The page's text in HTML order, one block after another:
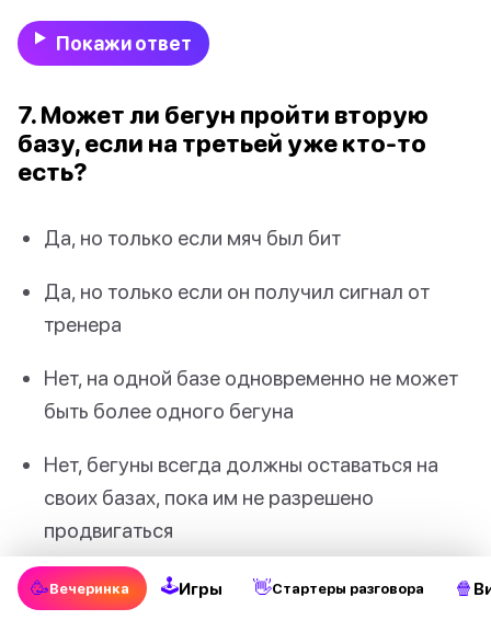
Покажи ответ
7. Может ли бегун пройти вторую
базу, если на третьей уже кто-то
есть?
Да, но только если мяч был бит
Да, но только если он получил сигнал от
тренера
Нет, на одной базе одновременно не может
быть более одного бегуна
Нет, бегуны всегда должны оставаться на
своих базах, пока им не разрешено
продвигаться
Покажи ответ
🥳Вечеринка 🕹Игры 👋Стартеры разговора 🍿